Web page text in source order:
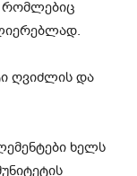
რომლებიც
ღვიძლის და
ხელს